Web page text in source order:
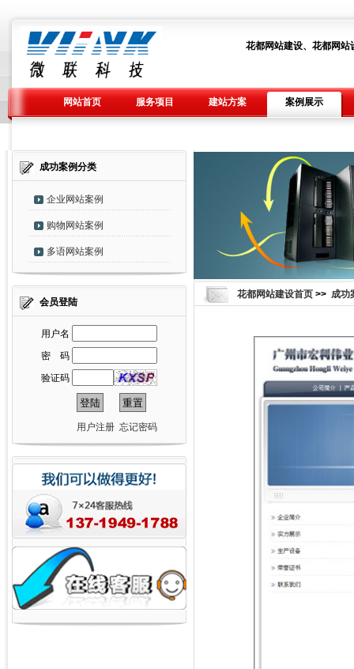
花都网站建设、花都网
网站首页 服务项目 建站方案 案例展示
成功案例分类
企业网站案例
购物网站案例
多语网站案例
会员登陆
用户名
密 码
验证码
用户注册 忘记密码
花都网站建设首页 >> 成功